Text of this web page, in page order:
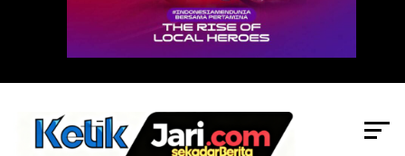
Baca Juga : MoU Pemkab Lombok Tengah–
Undiksha: Langkah Strategis Cetak Guru